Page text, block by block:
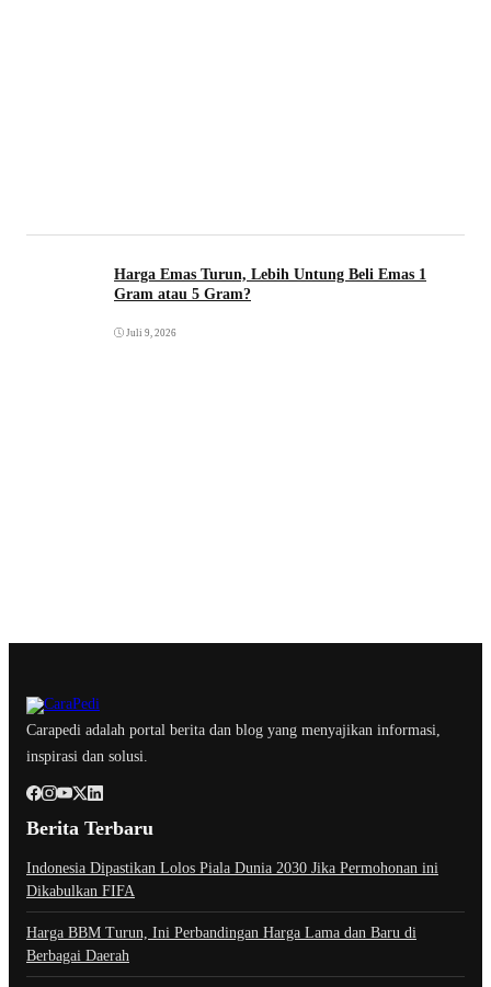
Harga Emas Turun, Lebih Untung Beli Emas 1
Gram atau 5 Gram?
Juli 9, 2026
Carapedi adalah portal berita dan blog yang menyajikan informasi,
inspirasi dan solusi.
Berita Terbaru
Indonesia Dipastikan Lolos Piala Dunia 2030 Jika Permohonan ini
Dikabulkan FIFA
Harga BBM Turun, Ini Perbandingan Harga Lama dan Baru di
Berbagai Daerah